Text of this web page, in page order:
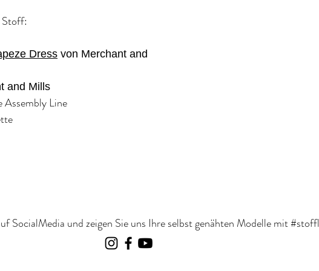
Stoff:
Dress von Merchant and
and Mills
Assembly Line
SocialMedia und zeigen Sie uns Ihre selbst genähten Modelle mit